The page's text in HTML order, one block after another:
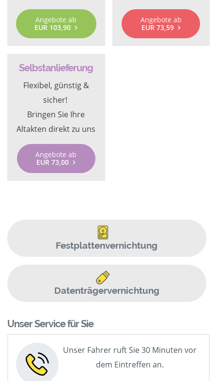
Angebote ab
EUR 103,90
Angebote ab
EUR 73,59
Selbstanlieferung
Flexibel, günstig &
sicher!
Bringen Sie Ihre
Altakten direkt zu uns
Angebote ab
EUR 73,00
Festplattenvernichtung
Datenträgervernichtung
Unser Service für Sie
Unser Fahrer ruft Sie 30 Minuten vor
dem Eintreffen an.